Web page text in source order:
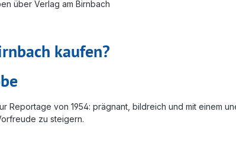
über Verlag am Birnbach
kaufen?
Reportage von 1954: prägnant, bildreich und mit einem
zu steigern.